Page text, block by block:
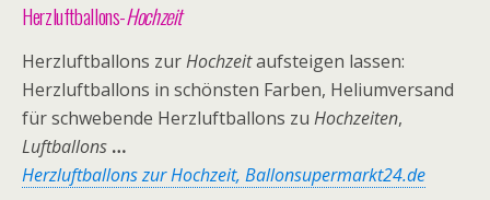
Herzluftballons-Hochzeit
Herzluftballons zurHochzeitaufsteigen lassen:
Herzluftballons in schönsten Farben, Heliumversand
für schwebende Herzluftballons zu Hochzeiten,
Luftballons …
Herzluftballons zur Hochzeit, Ballonsupermarkt24.de